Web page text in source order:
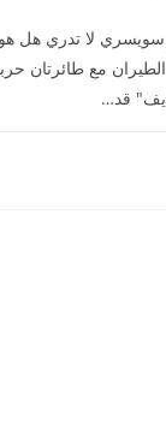
لا تدري هل هو
الطيران مع طائرتان
قد…